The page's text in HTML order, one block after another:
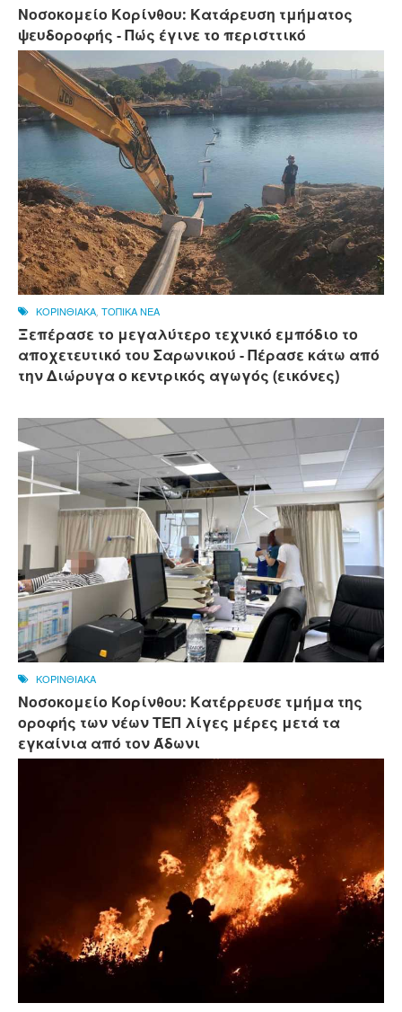
Νοσοκομείο Κορίνθου: Κατάρευση τμήματος
ψευδοροφής - Πώς έγινε το περισττικό
ΚΟΡΙΝΘΙΑΚΑ, ΤΟΠΙΚΑ ΝΕΑ
Ξεπέρασε το μεγαλύτερο τεχνικό εμπόδιο το
αποχετευτικό του Σαρωνικού - Πέρασε κάτω από
την Διώρυγα ο κεντρικός αγωγός (εικόνες)
ΚΟΡΙΝΘΙΑΚΑ
Νοσοκομείο Κορίνθου: Κατέρρευσε τμήμα της
οροφής των νέων ΤΕΠ λίγες μέρες μετά τα
εγκαίνια από τον Άδωνι